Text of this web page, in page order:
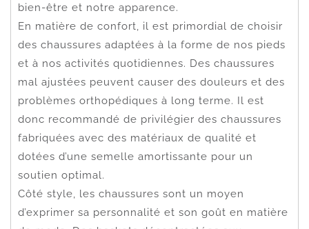
bien-être et notre apparence.
En matière de confort, il est primordial de choisir
des chaussures adaptées à la forme de nos pieds
et à nos activités quotidiennes. Des chaussures
mal ajustées peuvent causer des douleurs et des
problèmes orthopédiques à long terme. Il est
donc recommandé de privilégier des chaussures
fabriquées avec des matériaux de qualité et
dotées d’une semelle amortissante pour un
soutien optimal.
Côté style, les chaussures sont un moyen
d’exprimer sa personnalité et son goût en matière